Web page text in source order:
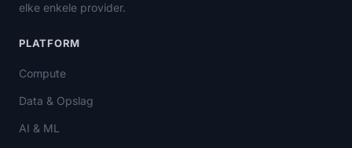
elke enkele provider.
PLATFORM
Compute
Data & Opslag
AI & ML